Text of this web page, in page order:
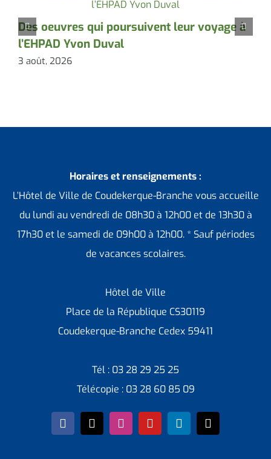
Des oeuvres qui poursuivent leur voyage à
l’EHPAD Yvon Duval
3 août, 2026
Horaires et renseignements :
L’Hôtel de Ville de Coudekerque-Branche vous accueille
du lundi au vendredi de 08h30 à 12h00 et de 13h30 à
17h30 et le samedi de 09h00 à 12h00. * Sauf périodes
de vacances scolaires.
Hôtel de Ville
Place de la République CS30119
Coudekerque-Branche Cedex 59411
Tél : 03 28 29 25 25
Télécopie : 03 28 60 85 09